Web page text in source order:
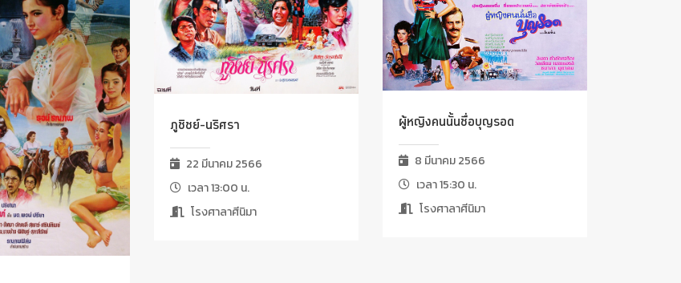
ภูชิชย์-นริศรา
22 มีนาคม 2566
เวลา 13:00 น.
โรงศาลาศีนิมา
ผู้หญิงคนนั้นชื่อบุญรอด
8 มีนาคม 2566
เวลา 15:30 น.
โรงศาลาศีนิมา